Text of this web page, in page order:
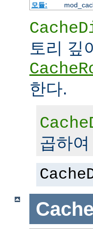
모듈:
토리 깊
한다.
곱하